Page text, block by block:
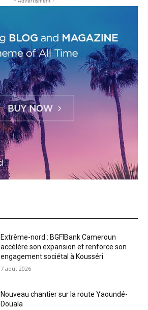
Extrême-nord : BGFIBank Cameroun
accélère son expansion et renforce son
engagement sociétal à Kousséri
7 août 2026
Nouveau chantier sur la route Yaoundé-
Douala